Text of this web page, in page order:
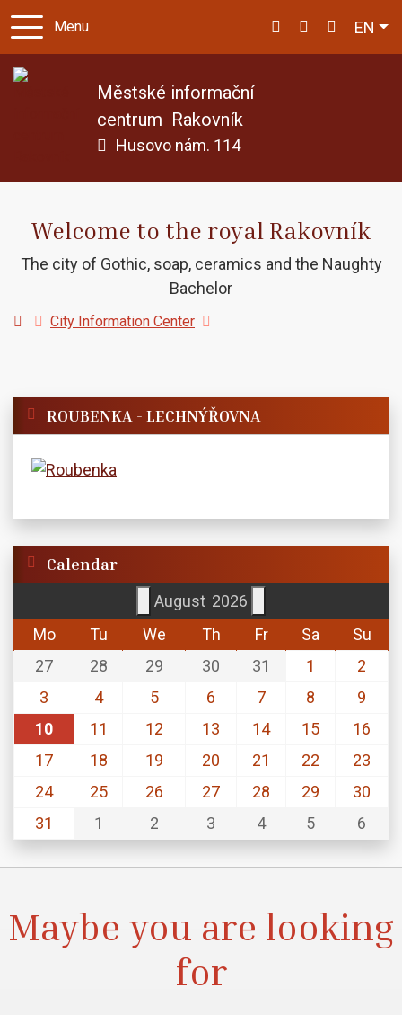
Menu
313 512 270
EN
Městské informační
centrum Rakovník
Husovo nám. 114
Welcome to the royal Rakovník
The city of Gothic, soap, ceramics and the Naughty
Bachelor
Homepage
City Information Center
ROUBENKA - LECHNÝŘOVNA
Calendar
August 2026
Mo
Tu We Th Fr Sa
Su
27
28 29 30 31 1
2
3
4 5 6 7 8
9
10
11 12 13 14 15
16
17
18 19 20 21 22
23
24
25 26 27 28 29
30
31
1 2 3 4 5 6
Maybe you are looking
for